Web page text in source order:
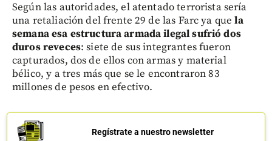
Según las autoridades, el atentado terrorista sería
una retaliación del frente 29 de las Farc ya que la
semana esa estructura armada ilegal sufrió dos
duros reveces: siete de sus integrantes fueron
capturados, dos de ellos con armas y material
bélico, y a tres más que se le encontraron 83
millones de pesos en efectivo.
Regístrate a nuestro newsletter